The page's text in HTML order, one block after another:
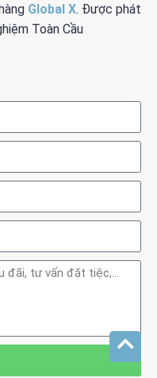
Global X. Được phát
Toàn Cầu